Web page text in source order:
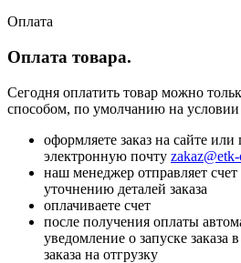
Оплата
Оплата товара.
Сегодня оплатить товар можно
способом, по умолчанию на
оформляете заказ на сайте или
электронную почту
наш менеджер отправляет счет
уточнению деталей заказа
оплачиваете счет
после получения оплаты
уведомление о запуске заказа
заказа на отгрузку